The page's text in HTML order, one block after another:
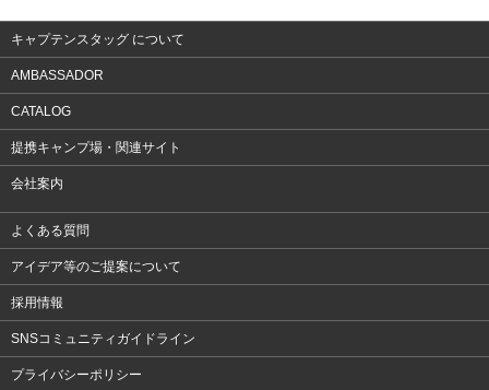
キャプテンスタッグ について
AMBASSADOR
CATALOG
提携キャンプ場・関連サイト
会社案内
よくある質問
アイデア等のご提案について
採用情報
SNSコミュニティガイドライン
プライバシーポリシー